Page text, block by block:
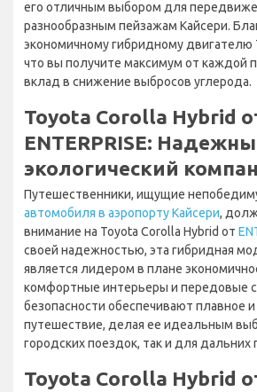
его отличным выбором для
разнообразным пейзажам Кайсери.
экономичному гибридному двигателю
что вы получите максимум от каждой
вклад в снижение выбросов углерода.
Toyota Corolla Hybrid
ENTERPRISE:
экологический
Путешественники, ищущие
автомобиля в аэропорту Кайсери,
внимание на Toyota Corolla Hybrid от
своей надежностью, эта гибридная
является лидером в плане
комфортные интерьеры и передовые
безопасности обеспечивают плавное
путешествие, делая ее идеальным
городских поездок, так и для дальних
Toyota Corolla Hybrid